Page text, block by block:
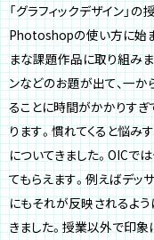
「グラフィックデザイン」
Photoshopの使い方に始
まな課題作品に取り組み
ンなどのお題が出て、一か
ることに時間がかかりす
ります。慣れてくると悩み
についてきました。OICで
てもらえます。例えばデッ
にもそれが反映されるよ
きました。授業以外で印象